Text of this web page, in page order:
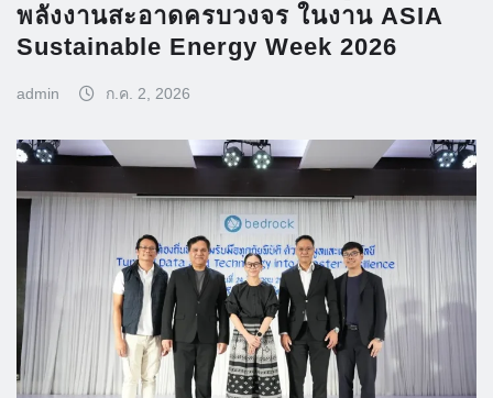
พลังงานสะอาดครบวงจร ในงาน ASIA
Sustainable Energy Week 2026
admin ก.ค. 2, 2026